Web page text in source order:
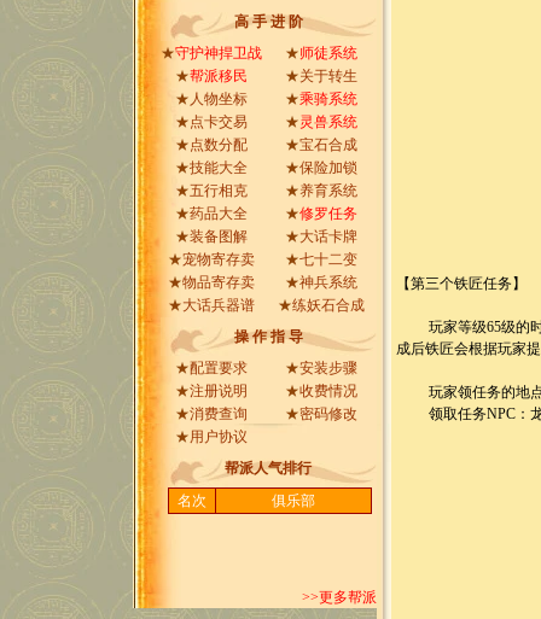
高 手 进 阶
★守护神捍卫战 ★师徒系统
★帮派移民 ★关于转生
★ 人物坐标 ★乘骑系统
★点卡交易 ★灵兽系统
★点数分配 ★宝石合成
★技能大全 ★保险加锁
★五行相克 ★养育系统
★药品大全 ★修罗任务
★装备图解 ★大话卡牌
★宠物寄存卖 ★七十二变
★物品寄存卖 ★神兵系统
★大话兵器谱 ★练妖石合成
操 作 指 导
★配置要求 ★安装步骤
★注册说明 ★收费情况
★消费查询 ★密码修改
★用户协议
帮派人气排行
名次
俱乐部
>>更多帮派
【第三个铁匠任务】
玩家等级65级的时
成后铁匠会根据玩家
玩家领任务的地点
领取任务NPC：